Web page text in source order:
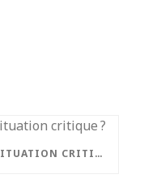
ESE DÉCRYPTE : LA SÉCU DANS UNE SITUATION CRITIQUE ?